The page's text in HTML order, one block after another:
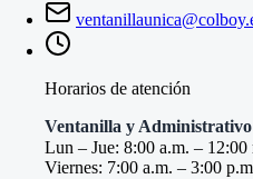
Horarios de atención
Ventanilla y Administrativo
Lun – Jue: 8:00 a.m. –
Viernes: 7:00 a.m. – 3:00